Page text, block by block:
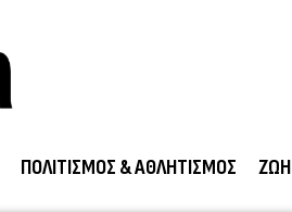
ΠΟΛΙΤΙΣΜΟΣ & ΑΘΛΗΤΙΣΜΟΣ ΖΩΗ